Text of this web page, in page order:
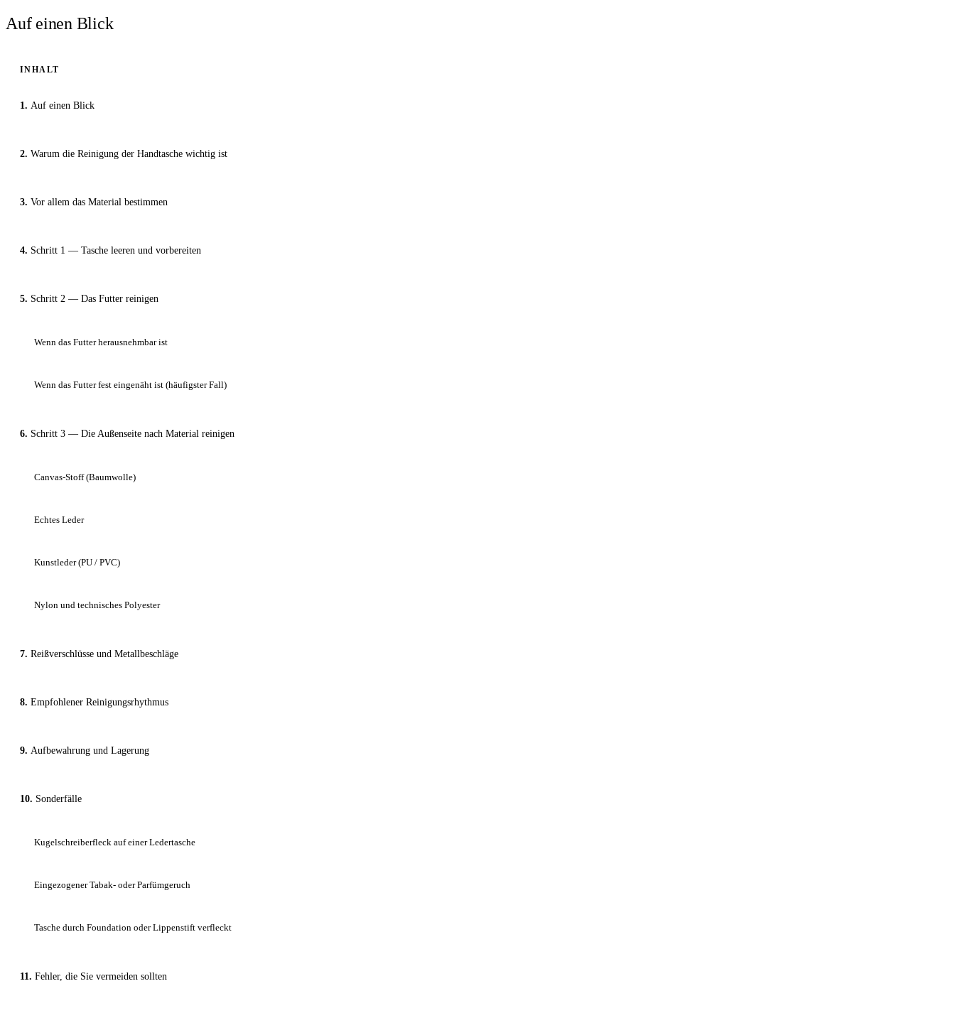
Auf einen Blick
INHALT
Auf einen Blick
Warum die Reinigung der Handtasche wichtig ist
Vor allem das Material bestimmen
Schritt 1 — Tasche leeren und vorbereiten
Schritt 2 — Das Futter reinigen
Wenn das Futter herausnehmbar ist
Wenn das Futter fest eingenäht ist (häufigster Fall)
Schritt 3 — Die Außenseite nach Material reinigen
Canvas-Stoff (Baumwolle)
Echtes Leder
Kunstleder (PU / PVC)
Nylon und technisches Polyester
Reißverschlüsse und Metallbeschläge
Empfohlener Reinigungsrhythmus
Aufbewahrung und Lagerung
Sonderfälle
Kugelschreiberfleck auf einer Ledertasche
Eingezogener Tabak- oder Parfümgeruch
Tasche durch Foundation oder Lippenstift verfleckt
Fehler, die Sie vermeiden sollten